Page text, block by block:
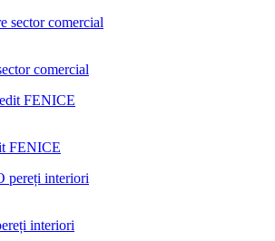
comercial
FENICE
interiori